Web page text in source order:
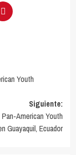
Youth
Siguiente:
American Youth
Guayaquil, Ecuador